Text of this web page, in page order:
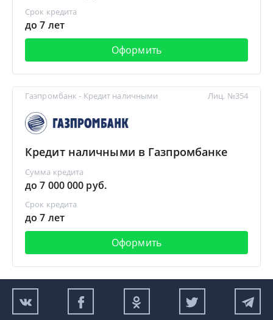
Срок кредита
до 7 лет
Оформить
Газпромбанк - Кредит наличными
Кредит наличными в Газпромбанке
Сумма кредита
до 7 000 000 руб.
Срок кредита
до 7 лет
Оформить
Лиц. №354